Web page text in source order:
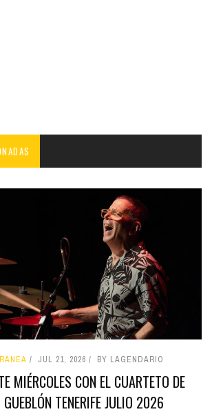
JUL 21, 2026 BY LAGENDARIO
MIÉRCOLES CON EL CUARTETO DE
GUEBLÓN TENERIFE JULIO 2026